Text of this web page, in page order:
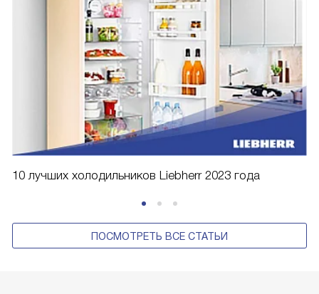
10 лучших холодильников Liebherr 2023 года
ПОСМОТРЕТЬ ВСЕ СТАТЬИ